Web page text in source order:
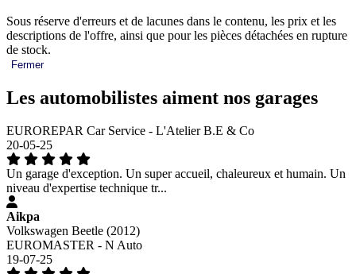
Sous réserve d'erreurs et de lacunes dans le contenu, les prix et les
descriptions de l'offre, ainsi que pour les pièces détachées en rupture
de stock.
Fermer
Les automobilistes aiment nos garages
EUROREPAR Car Service - L'Atelier B.E & Co
20-05-25
Un garage d'exception. Un super accueil, chaleureux et humain. Un
niveau d'expertise technique tr...
Aikpa
Volkswagen Beetle (2012)
EUROMASTER - N Auto
19-07-25